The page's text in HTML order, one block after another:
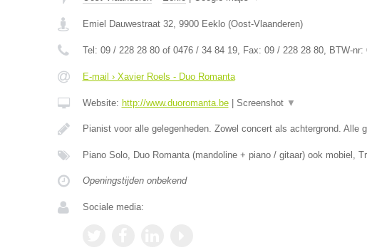
Emiel Dauwestraat 32, 9900 Eeklo(Oost-Vlaanderen)
Tel: 09 / 228 28 80 of 0476 / 34 84 19, Fax: 09 / 228 28 80, BTW-nr:
E-mail › Xavier Roels - Duo Romanta
Website: http://www.duoromanta.be| Screenshot ▼
Pianist voor alle gelegenheden. Zowel concert als achtergrond. Alle
Piano Solo, Duo Romanta (mandoline + piano / gitaar) ook mobiel,
Openingstijden onbekend
Sociale media: